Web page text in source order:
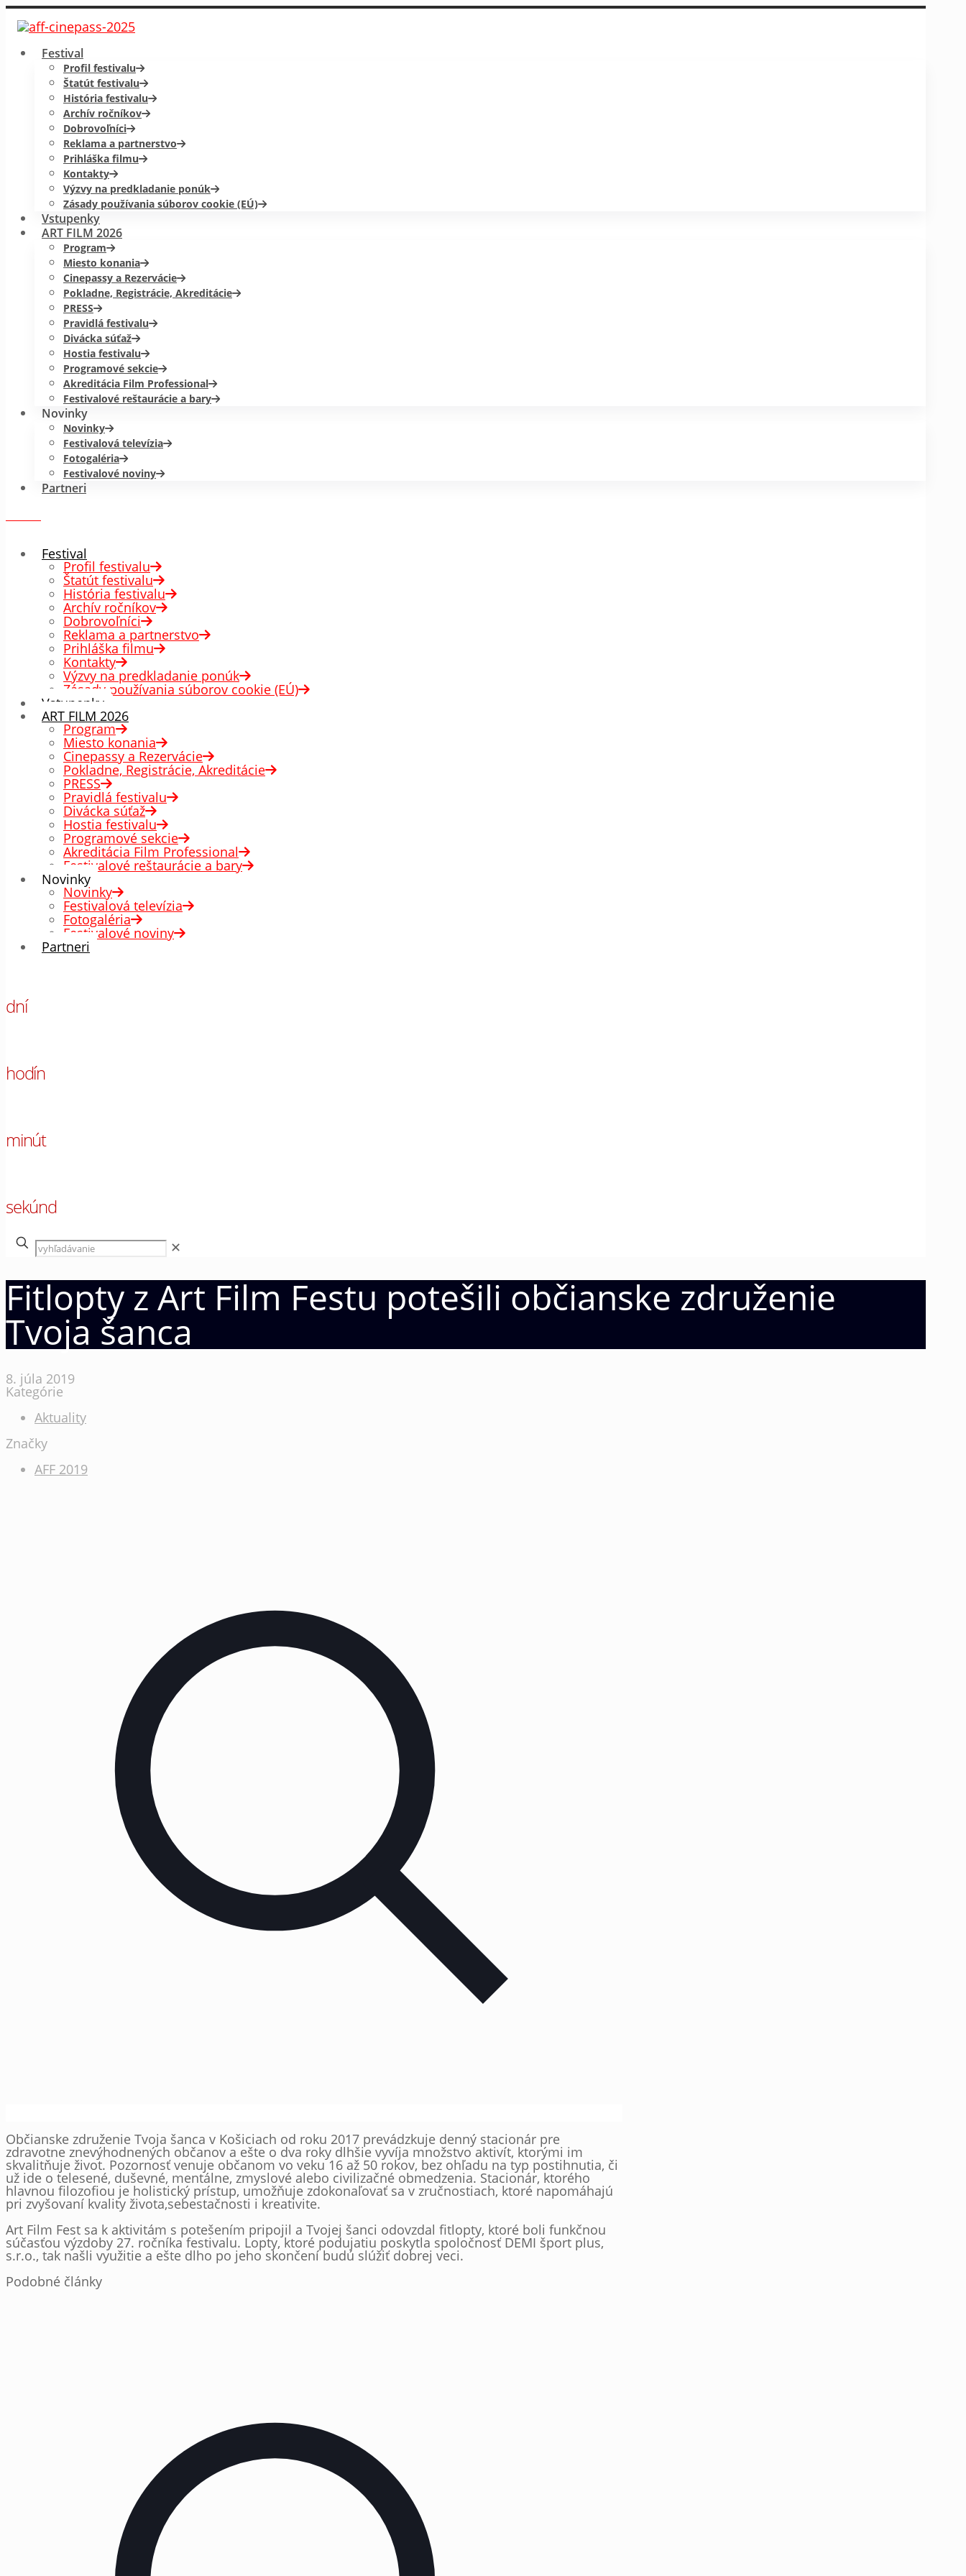
Festival
Profil festivalu
Štatút festivalu
História festivalu
Archív ročníkov
Dobrovoľníci
Reklama a partnerstvo
Prihláška filmu
Kontakty
Výzvy na predkladanie ponúk
Zásady používania súborov cookie (EÚ)
Vstupenky
ART FILM 2026
Program
Miesto konania
Cinepassy a Rezervácie
Pokladne, Registrácie, Akreditácie
PRESS
Pravidlá festivalu
Divácka súťaž
Hostia festivalu
Programové sekcie
Akreditácia Film Professional
Festivalové reštaurácie a bary
Novinky
Novinky
Festivalová televízia
Fotogaléria
Festivalové noviny
Partneri
Festival
Profil festivalu
Štatút festivalu
História festivalu
Archív ročníkov
Dobrovoľníci
Reklama a partnerstvo
Prihláška filmu
Kontakty
Výzvy na predkladanie ponúk
Zásady používania súborov cookie (EÚ)
Vstupenky
ART FILM 2026
Program
Miesto konania
Cinepassy a Rezervácie
Pokladne, Registrácie, Akreditácie
PRESS
Pravidlá festivalu
Divácka súťaž
Hostia festivalu
Programové sekcie
Akreditácia Film Professional
Festivalové reštaurácie a bary
Novinky
Novinky
Festivalová televízia
Fotogaléria
Festivalové noviny
Partneri
dní
hodín
minút
sekúnd
✕
Fitlopty z Art Film Festu potešili občianske združenie
Tvoja šanca
8. júla 2019
Kategórie
Aktuality
Značky
AFF 2019
Občianske združenie Tvoja šanca v Košiciach od roku 2017 prevádzkuje denný stacionár pre
zdravotne znevýhodnených občanov a ešte o dva roky dlhšie vyvíja množstvo aktivít, ktorými im
skvalitňuje život. Pozornosť venuje občanom vo veku 16 až 50 rokov, bez ohľadu na typ postihnutia, či
už ide o telesené, duševné, mentálne, zmyslové alebo civilizačné obmedzenia. Stacionár, ktorého
hlavnou filozofiou je holistický prístup, umožňuje zdokonaľovať sa v zručnostiach, ktoré napomáhajú
pri zvyšovaní kvality života,sebestačnosti i kreativite.
Art Film Fest sa k aktivitám s potešením pripojil a Tvojej šanci odovzdal fitlopty, ktoré boli funkčnou
súčasťou výzdoby 27. ročníka festivalu. Lopty, ktoré podujatiu poskytla spoločnosť DEMI šport plus,
s.r.o., tak našli využitie a ešte dlho po jeho skončení budú slúžiť dobrej veci.
Podobné články